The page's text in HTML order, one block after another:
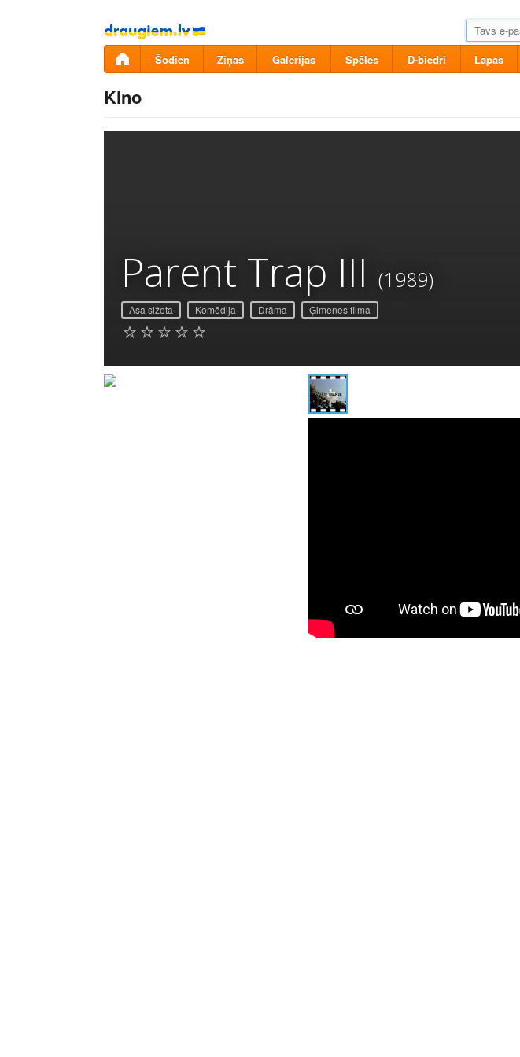
Pāriet
uz
saturu
Šodien Ziņas Galerijas Spēles D-biedri Lapas
Kino
Parent Trap III (1989)
Asa sižeta Komēdija Drāma Ģimenes filma